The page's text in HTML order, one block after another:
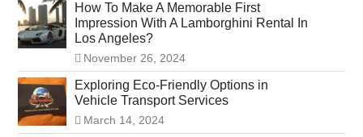
How To Make A Memorable First
Impression With A Lamborghini Rental In
Los Angeles?
November 26, 2024
Exploring Eco-Friendly Options in
Vehicle Transport Services
March 14, 2024